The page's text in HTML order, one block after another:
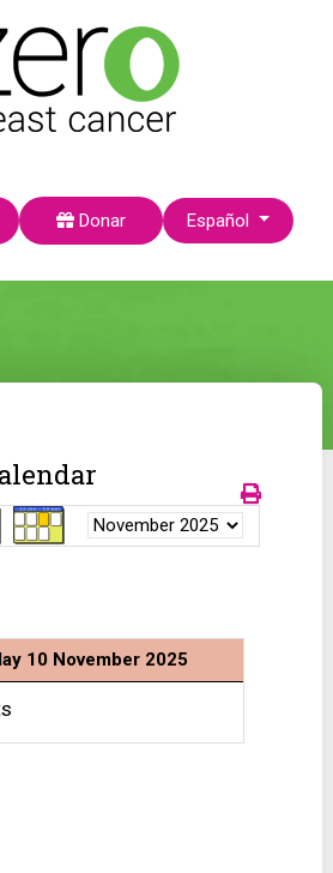
Donar Seleccione su idioma
Español
10 November 2025